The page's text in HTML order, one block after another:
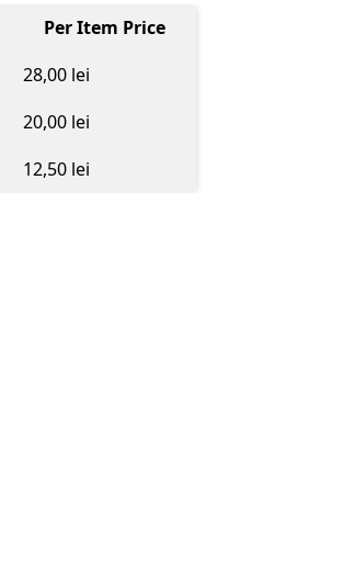
Per Item Price
28,00 lei
20,00 lei
12,50 lei